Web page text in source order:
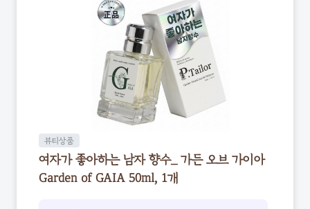
뷰티상품
여자가 좋아하는 남자 향수_ 가든 오브 가이아
Garden of GAIA 50ml, 1개